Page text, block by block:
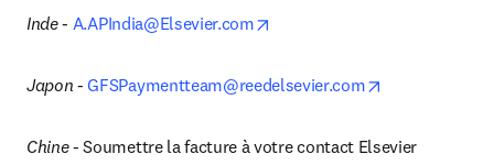
Inde - A.APIndia@Elsevier.com
Japon - GFSPaymentteam@reedelsevier.com
Chine - Soumettre la facture à votre contact Elsevier